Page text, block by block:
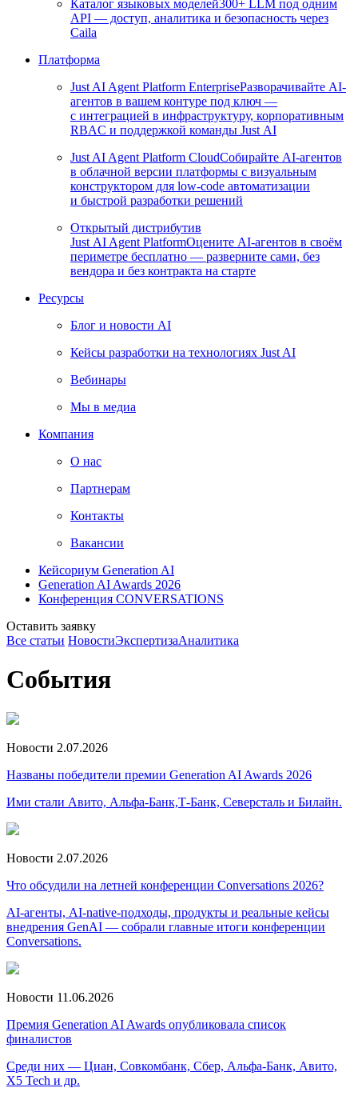
Каталог языковых моделей300+ LLM под одним
API — доступ, аналитика и безопасность через
Caila
Платформа
Just AI Agent Platform EnterpriseРазворачивайте AI-
агентов в вашем контуре под ключ —
с интеграцией в инфраструктуру, корпоративным
RBAC и поддержкой команды Just AI
Just AI Agent Platform CloudСобирайте AI-агентов
в облачной версии платформы с визуальным
конструктором для low-code автоматизации
и быстрой разработки решений
Открытый дистрибутив
Just AI Agent PlatformОцените AI-агентов в своём
периметре бесплатно — разверните сами, без
вендора и без контракта на старте
Ресурсы
Блог и новости AI
Кейсы разработки на технологиях Just AI
Вебинары
Мы в медиа
Компания
О нас
Партнерам
Контакты
Вакансии
Кейсориум Generation AI
Generation AI Awards 2026
Конференция CONVERSATIONS
Оставить заявку
Все статьи НовостиЭкспертизаАналитика
События
Новости 2.07.2026
Названы победители премии Generation AI Awards 2026
Ими стали Авито, Альфа-Банк,Т-Банк, Северсталь и Билайн.
Новости 2.07.2026
Что обсудили на летней конференции Conversations 2026?
AI-агенты, AI-native-подходы, продукты и реальные кейсы
внедрения GenAI — собрали главные итоги конференции
Conversations.
Новости 11.06.2026
Премия Generation AI Awards опубликовала список
финалистов
Среди них — Циан, Совкомбанк, Сбер, Альфа-Банк, Авито,
X5 Tech и др.